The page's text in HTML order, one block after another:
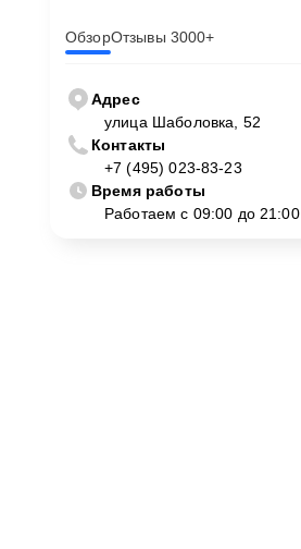
ОбзорОтзывы 3000+
Адрес
улица Шаболовка, 52
Контакты
+7 (495) 023-83-23
Время работы
Работаем с 09:00 до 21:00